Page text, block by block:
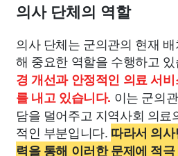
의사 단체의 역할
의사 단체는 군의관의 현재
해 중요한 역할을 수행하고
경 개선과 안정적인 의료 서
를 내고 있습니다. 이는 군의
담을 덜어주고 지역사회 의료
적인 부분입니다. 따라서 의
력을 통해 이러한 문제에 적